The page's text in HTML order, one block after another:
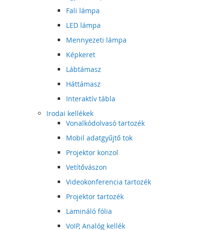
Fali lámpa
LED lámpa
Mennyezeti lámpa
Képkeret
Lábtámasz
Háttámasz
Interaktív tábla
Irodai kellékek
Vonalkódolvasó tartozék
Mobil adatgyűjtő tok
Projektor konzol
Vetítővászon
Videokonferencia tartozék
Projektor tartozék
Lamináló fólia
VoIP, Analóg kellék